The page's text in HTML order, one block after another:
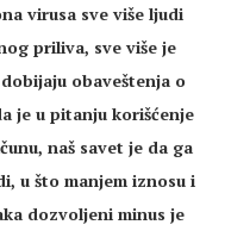
virusa sve više ljudi
priliva, sve više je
obaveštenja o
je u pitanju korišćenje
naš savet je da ga
u što manjem iznosu i
dozvoljeni minus je